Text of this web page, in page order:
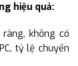
hiệu quả:
không có
tỷ lệ chuyển